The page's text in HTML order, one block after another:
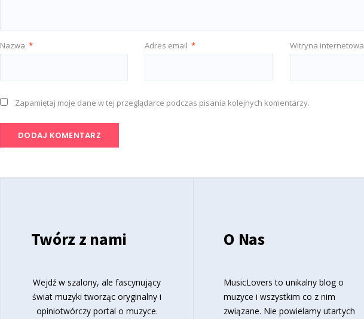
Nazwa * Adres email * Witryna internetowa
Zapamiętaj moje dane w tej przeglądarce podczas pisania kolejnych komentarzy.
Twórz z nami
Wejdź w szalony, ale fascynujący
świat muzyki tworząc oryginalny i
opiniotwórczy portal o muzyce.
O Nas
MusicLovers to unikalny blog o
muzyce i wszystkim co z nim
związane. Nie powielamy utartych